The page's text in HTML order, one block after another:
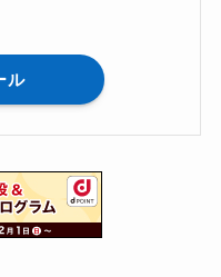
ル